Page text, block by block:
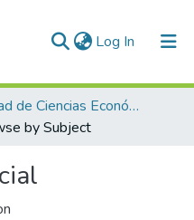
Log In (current)
Facultad de Ciencias Económico Administrativas
by Subject